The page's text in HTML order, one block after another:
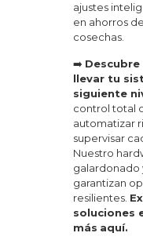
ajustes
en ahorros
cosechas.
➡️
llevar tu
siguiente
control total
automatizar
supervisar
Nuestro
galardonado
garantizan
resilientes.
soluciones
más aquí.